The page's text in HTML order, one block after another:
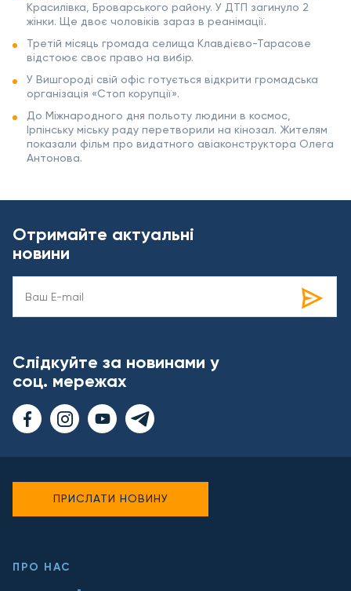
Красилівка, Броварського району. У ДТП загинуло 2
жінки. Ще двоє чоловіків зараз в реанімації.
Третій місяць громада селища Клавдієво-Тарасове
відстоює своє право на вибір.
У Вишгороді свій офіс готується відкрити громадська
організація «Стоп корупції».
До Міжнародного дня польоту людини в космос,
Ірпінську міську раду перетворили на кінозал. Жителям
показали фільм про видатного авіаконструктора Олега
Антонова.
Отримайте актуальні
новини
Слідкуйте за новинами у
соц. мережах
ПРО НАС
ПРИСЛАТИ НОВИНУ